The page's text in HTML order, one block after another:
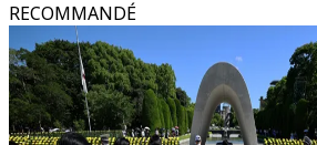
RECOMMANDÉ